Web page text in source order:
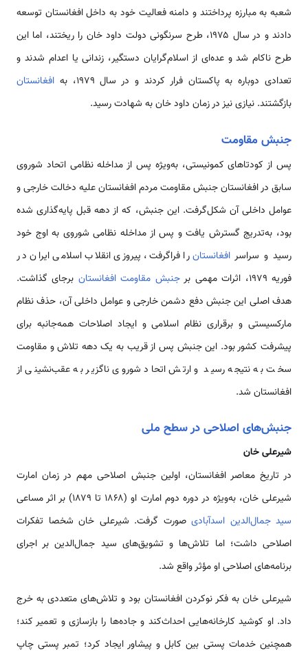
شعبه به مبارزه پرداختند و دامنه فعالیت خود به داخل افغانستان توسعه
دادند و در سال ۱۹۷۵، طرح سرنگونی دولت داود خان را ریختند، اما این
طرح ناکام شد و عده‌ای از اسلام‌گرایان دستگیر، زندانی یا اعدام شدند و
تعدادی دوباره به پاکستان فرار کردند و در سال ۱۹۷۹، به
افغانستان
بازگشتند. نیازی نیز در زمان داود خان به شهادت رسید.
جنبش مقاومت
پس از کودتاهای کمونیستی، به‌ویژه پس از مداخله نظامی اتحاد شوروی
سابق در افغانستان جنبش مقاومت مردم افغانستان علیه دخالت خارجی و
عوامل داخلی آن شکل‌گرفت. این جنبش، که از دهه قبل پایه‌گذاری شده
بود، به‌تدریج گسترش یافت و پس از مداخله نظامی شوروی به اوج خود
رسید و سراسر افغانستانرا فراگرفت، پیروزی انقلاب اسلامی ایران در
فوریه ۱۹۷۹، اثرات مهمی بر
جنبش مقاومت افغانستان برجای گذاشت.
هدف اصلی این جنبش دفع دشمن خارجی و عوامل داخلی آن، حذف نظام
مارکسیستی و برقراری نظام اسلامی و ایجاد اصلاحات همه‌جانبه برای
پیشرفت کشور بود. این جنبش پس از قریب به یک دهه تلاش و مقاومت
سخت به نتیجه رسید و ارتش اتحاد شوروی ناگزیر به عقب‌نشینی از
افغانستان شد.
جنبش‌های اصلاحی در سطح ملی
شیرعلی خان
در تاریخ معاصر افغانستان، اولین جنبش اصلاحی مهم در زمان امارت
شیرعلی خان، به‌ویژه در دوره دوم امارت او (۱۸۶۸ تا ۱۸۷۹) بر اثر مساعی
سید جمال‌الدین اسدآبادی صورت گرفت. شیرعلی خان شخصا تفکرات
اصلاحی داشت؛ اما تلاش‌ها و تشویق‌های سید جمال‌الدین بر اجرای
برنامه‌های اصلاحی او مؤثر واقع شد.
شیرعلی خان به فکر نوکردن افغانستان بود و تلاش‌های متعددی به خرج
داد. او کوشید کارخانه‌هایی احداث‌کند و جاده‌ها را بازسازی و تعمیر کند؛
همچنین خدمات پستی بین کابل و پیشاور ایجاد کرد؛ تمبر پستی چاپ